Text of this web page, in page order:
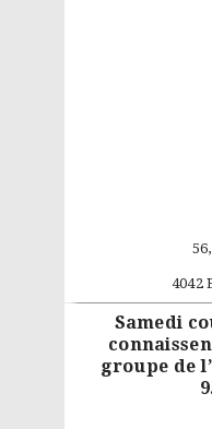
4042
Samedi
groupe de